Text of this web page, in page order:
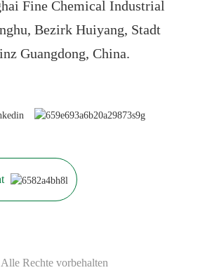
Fine Chemical Industrial
Bezirk Huiyang, Stadt
Guangdong, China.
Rechte vorbehalten